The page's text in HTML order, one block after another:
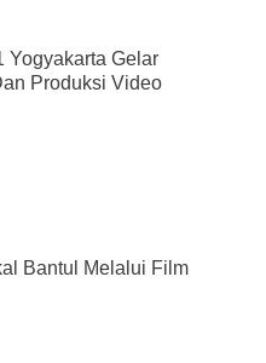
Yogyakarta Gelar
Produksi Video
Bantul Melalui Film